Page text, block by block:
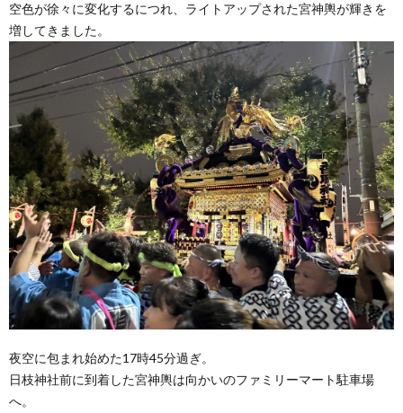
空色が徐々に変化するにつれ、ライトアップされた宮神輿が輝きを
増してきました。
夜空に包まれ始めた17時45分過ぎ。
日枝神社前に到着した宮神輿は向かいのファミリーマート駐車場
へ。